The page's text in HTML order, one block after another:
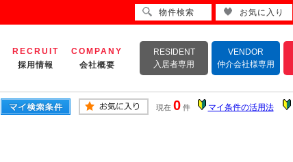
RECRUIT
採用情報
COMPANY
会社概要
RESIDENT
入居者専用
VENDOR
仲介会社様専用
現在 0 件 マイ条件の活用法
物件検索 お気に入り